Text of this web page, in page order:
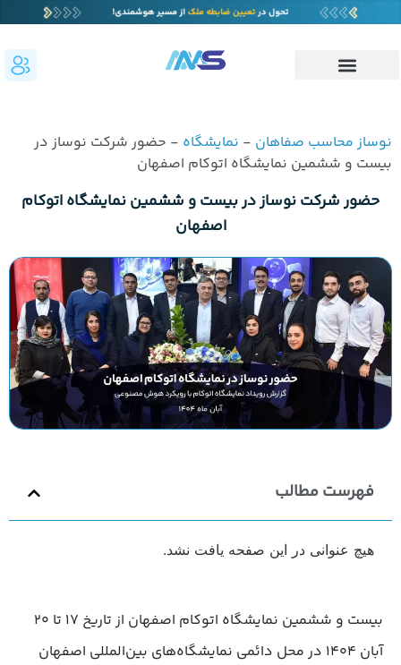
نوساز محاسب صفاهان - نمایشگاه - حضور شرکت نوساز در
بیست و ششمین نمایشگاه اتوکام اصفهان
حضور شرکت نوساز در بیست و ششمین نمایشگاه اتوکام
اصفهان
فهرست مطالب
هیچ عنوانی در این صفحه یافت نشد.
بیست و ششمین نمایشگاه اتوکام اصفهان از تاریخ ۱۷ تا ۲۰
آبان ۱۴۰۴ در محل دائمی نمایشگاه‌های بین‌المللی اصفهان